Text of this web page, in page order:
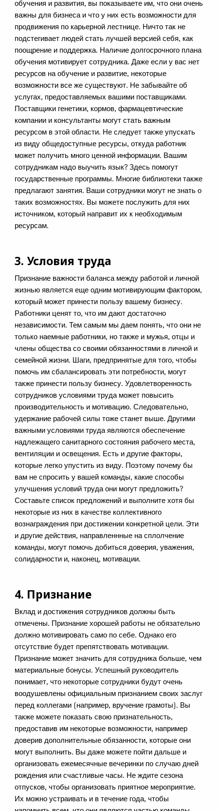
обучения и развития, вы показываете им, что они очень
важны для бизнеса и что у них есть возможности для
продвижения по карьерной лестнице. Ничто так не
подстегивает людей стать лучшей версией себя, как
поощрение и поддержка. Наличие долгосрочного плана
обучения мотивирует сотрудника. Даже если у вас нет
ресурсов на обучение и развитие, некоторые
возможности все же существуют. Не забывайте об
услугах, предоставляемых вашими поставщиками.
Поставщики генетики, кормов, фармацевтические
компании и консультанты могут стать важным
ресурсом в этой области. Не следует также упускать
из виду общедоступные ресурсы, откуда работник
может получить много ценной информации. Вашим
сотрудникам надо выучить язык? Здесь помогут
государственные программы. Многие библиотеки также
предлагают занятия. Ваши сотрудники могут не знать о
таких возможностях. Вы можете послужить для них
источником, который направит их к необходимым
ресурсам.
3. Условия труда
Признание важности баланса между работой и личной
жизнью является еще одним мотивирующим фактором,
который может принести пользу вашему бизнесу.
Работники ценят то, что им дают достаточно
независимости. Тем самым мы даем понять, что они не
только наемные работники, но также и мужья, отцы и
члены общества со своими обязанностями в личной и
семейной жизни. Шаги, предпринятые для того, чтобы
помочь им сбалансировать эти потребности, могут
также принести пользу бизнесу. Удовлетворенность
сотрудников условиями труда может повысить
производительность и мотивацию. Следовательно,
удержание рабочей силы тоже станет выше. Другими
важными условиями труда являются обеспечение
надлежащего санитарного состояния рабочего места,
вентиляции и освещения. Есть и другие факторы,
которые легко упустить из виду. Поэтому почему бы
вам не спросить у вашей команды, какие способы
улучшения условий труда они могут предложить?
Составьте список предложений и выполните хотя бы
некоторые из них в качестве коллективного
вознаграждения при достижении конкретной цели. Эти
и другие действия, направленнные на сплолчение
команды, могут помочь добиться доверия, уважения,
солидарности и, наконец, мотивации.
4. Признание
Вклад и достижения сотрудников должны быть
отмечены. Признание хорошей работы не обязательно
должно мотивировать само по себе. Однако его
отсутствие будет препятствовать мотивации.
Признание может значить для сотрудника больше, чем
материальные бонусы. Успешный руководитель
понимает, что некоторые сотрудники будут очень
воодушевлены официальным признанием своих заслуг
перед коллегами (например, вручение грамоты). Вы
также можете показать свою признательность,
предоставив им некоторые возможности, например
доверив дополнительные обязанности, которые они
могут выполнить. Вы даже можете пойти дальше и
организовать ежемесячные вечеринки по случаю дней
рождения или счастливые часы. Не ждите сезона
отпусков, чтобы организовать приятное мероприятие.
Их можно устраивать и в течение года, чтобы